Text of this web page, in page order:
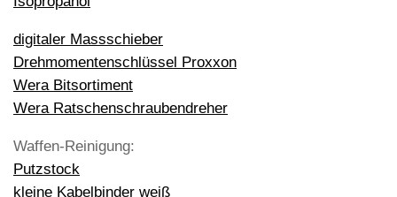
digitaler Massschieber
Drehmomentenschlüssel Proxxon
Wera Bitsortiment
Wera Ratschenschraubendreher
Waffen-Reinigung:
Putzstock
kleine Kabelbinder weiß